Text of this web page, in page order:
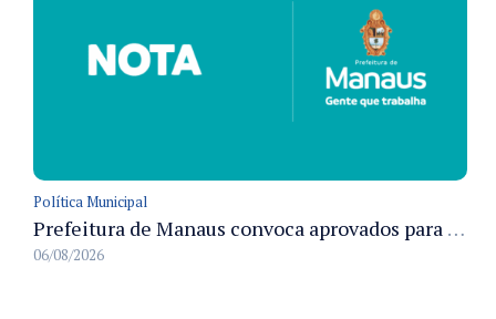
Política Municipal
Prefeitura de Manaus convoca aprovados para Campanha de Vacinação Antirrábica Animal e fixa prazo para pré-admissão
06/08/2026